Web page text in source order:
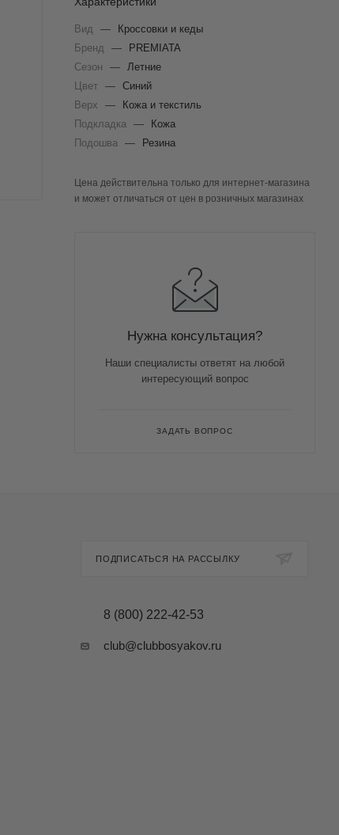
Вид —
Кроссовки и кеды
Бренд
—
PREMIATA
Сезон
— Летние
Цвет — Синий
Верх
—
Кожа и текстиль
Подкладка —
Кожа
Подошва — Резина
Цена действительна только для интернет-магазина
и может отличаться от цен в розничных магазинах
Нужна консультация?
Наши специалисты ответят на любой
интересующий вопрос
ЗАДАТЬ ВОПРОС
ПОДПИСАТЬСЯ НА РАССЫЛКУ
8 (800) 222-42-53
club@clubbosyakov.ru